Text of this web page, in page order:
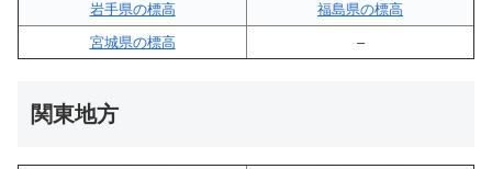
岩手県の標高
福島県の標高
宮城県の標高
–
関東地方